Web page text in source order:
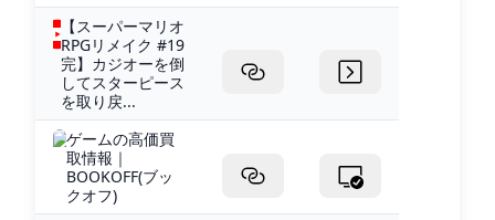
【スーパーマリオ
RPGリメイク #19
完】カジオーを倒
してスターピース
を取り戻...
ゲームの高価買
取情報｜
BOOKOFF(ブッ
クオフ)